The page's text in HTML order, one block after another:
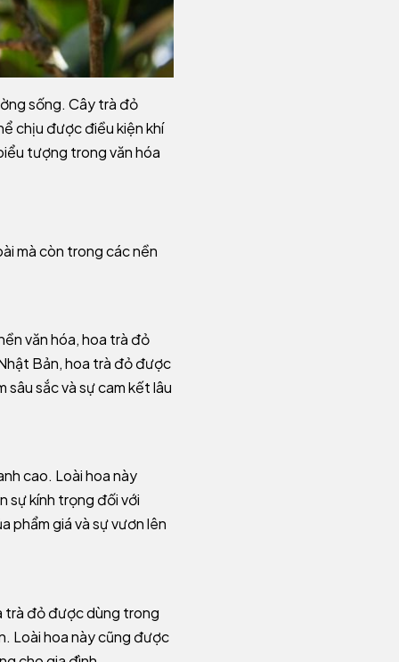
sống. Cây trà đỏ
chịu được điều kiện khí
tượng trong văn hóa
mà còn trong các nền
văn hóa, hoa trà đỏ
Bản, hoa trà đỏ được
sâu sắc và sự cam kết lâu
cao. Loài hoa này
sự kính trọng đối với
phẩm giá và sự vươn lên
trà đỏ được dùng trong
Loài hoa này cũng được